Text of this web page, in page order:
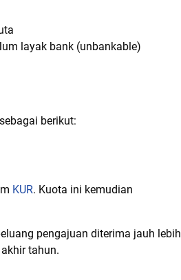
layak bank (unbankable)
berikut:
KUR. Kuota ini kemudian
pengajuan diterima jauh lebih
tahun.